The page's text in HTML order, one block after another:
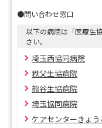
●問い合わせ窓口
以下の病院は「医療生
さい。
埼玉西協同病院
秩父生協病院
熊谷生協病院
埼玉協同病院
ケアセンターきょう